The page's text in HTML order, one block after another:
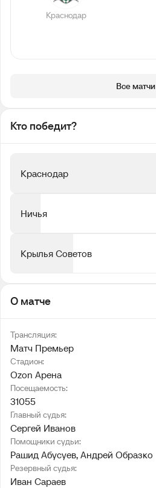
Краснодар
Все матчи
Кто победит?
Краснодар
Ничья
Крылья Советов
О матче
Трансляция:
Матч Премьер
Стадион:
Ozon Арена
Посещаемость:
31055
Главный судья:
Сергей Иванов
Помощники судьи:
Рашид Абусуев, Андрей Образко
Резервный судья:
Иван Сараев